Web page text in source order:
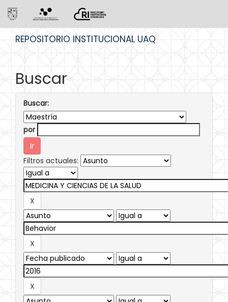
REPOSITORIO INSTITUCIONAL UAQ
Buscar
Buscar:
por
Filtros actuales: